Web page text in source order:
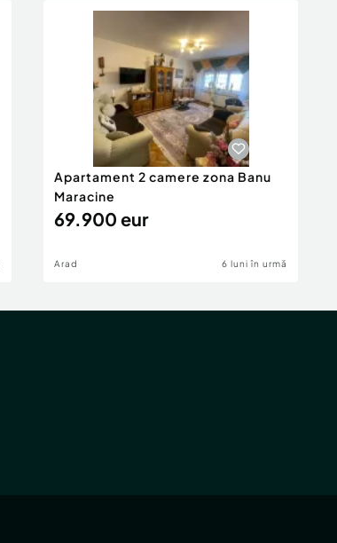
Apartament 2 camere zona Banu
Maracine
69.900 eur
Arad 6 luni în urmă